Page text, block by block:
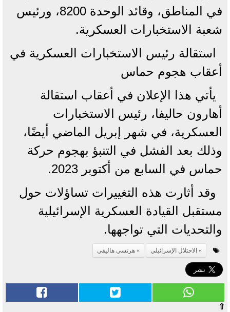
في المناطق، وقائد الوحدة 8200، ورئيس
شعبة الاستخبارات العسكرية.
استقالة رئيس الاستخبارات العسكرية في
أعقاب هجوم حماس
يأتي هذا الإعلان في أعقاب استقالة
أهارون حاليفا، رئيس الاستخبارات
العسكرية، في شهر إبريل الماضي أيضًا،
وذلك بعد الفشل في التنبؤ بهجوم حركة
حماس في السابع من أكتوبر 2023.
وقد أثارت هذه التغييرات تساؤلات حول
مستقبل القيادة العسكرية الإسرائيلية
والتحديات التي تواجهها.
الاحتلال الإسرائيلي هرتسي هاليفي
⇧